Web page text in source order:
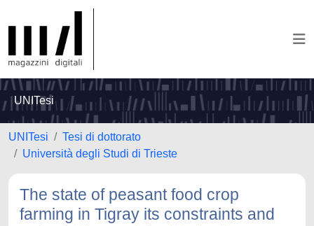
UNITesi
UNITesi
Tesi di dottorato
Università degli Studi di Trieste
The state of peasant food crop
farming in Tigray its constraints and